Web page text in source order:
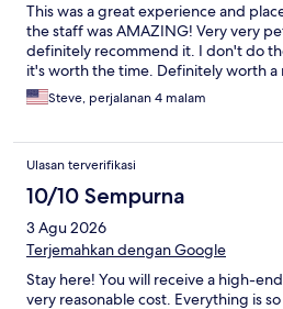
hear neighbors above us early in
There was also debris scattered on
dining helped salvage the
fire pit area was enjoyable, though
resources per posted rules. Overall,
worth revisiting after renovations
This was a great experience and
the staff was AMAZING! Very very
definitely recommend it. I don't do
it's worth the time. Definitely worth a
Steve, perjalanan 4 malam
Ulasan terverifikasi
10/10 Sempurna
3 Agu 2026
Terjemahkan dengan Google
Stay here! You will receive a high-
very reasonable cost. Everything is